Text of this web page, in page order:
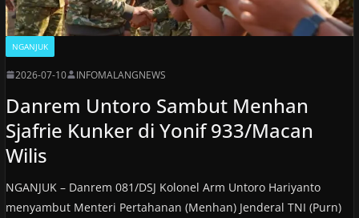
NGANJUK
2026-07-10 INFOMALANGNEWS
Danrem Untoro Sambut Menhan
Sjafrie Kunker di Yonif 933/Macan
Wilis
NGANJUK – Danrem 081/DSJ Kolonel Arm Untoro Hariyanto
menyambut Menteri Pertahanan (Menhan) Jenderal TNI (Purn)